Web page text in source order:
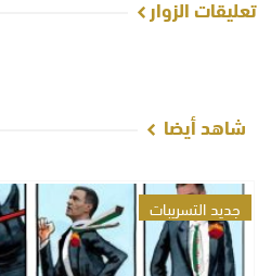
تعليقات الزوار
شاهد أيضا
جديد التسريبات